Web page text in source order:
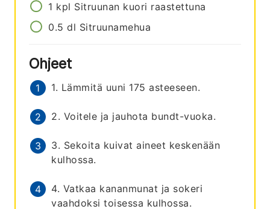
1 kpl Sitruunan kuori raastettuna
0.5 dl Sitruunamehua
Ohjeet
1. Lämmitä uuni 175 asteeseen.
2. Voitele ja jauhota bundt-vuoka.
3. Sekoita kuivat aineet keskenään
kulhossa.
4. Vatkaa kananmunat ja sokeri
vaahdoksi toisessa kulhossa.